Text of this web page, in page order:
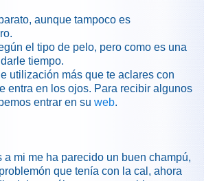
aunque tampoco es
el tipo de pelo, pero como es una
tiempo.
utilización más que te aclares con
entra en los ojos. Para recibir algunos
entrar en su web.
a mi me ha parecido un buen champú,
que tenía con la cal, ahora